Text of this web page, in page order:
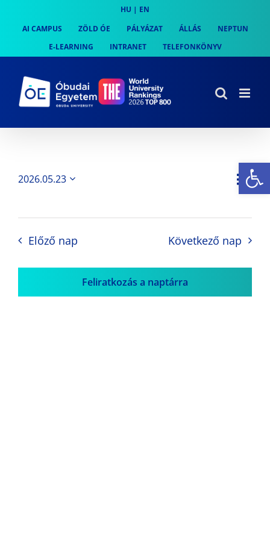
content
HU | EN
AI CAMPUS
ZÖLD ÓE PÁLYÁZAT ÁLLÁS
NEPTUN
E-LEARNING
INTRANET TELEFONKÖNYV
Nap
2026.05.23
Előző nap Következő nap
Feliratkozás a naptárra